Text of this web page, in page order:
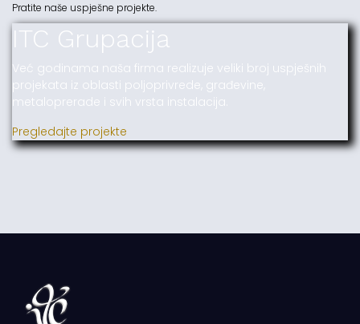
Pratite naše uspješne projekte.
ITC Grupacija
Već godinama naša firma realizuje veliki broj uspješnih
projekata iz oblasti poljoprivrede, građevine,
metaloprerade i svih vrsta instalacija.
Pregledajte projekte